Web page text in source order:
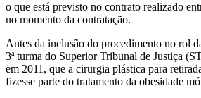
o que está previsto no contrato realizado
no momento da contratação.
Antes da inclusão do procedimento no rol
3ª turma do Superior Tribunal de Justiça
em 2011, que a cirurgia plástica para
fizesse parte do tratamento da obesidade